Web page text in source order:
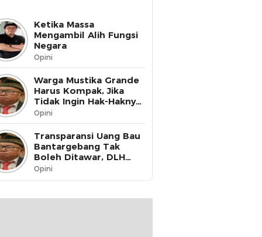
Ketika Massa
Mengambil Alih Fungsi
Negara
Opini
Warga Mustika Grande
Harus Kompak, Jika
Tidak Ingin Hak-Haknya
Dinikmati oleh Pihak
Lain
Opini
Transparansi Uang Bau
Bantargebang Tak
Boleh Ditawar, DLH
Kota Bekasi Harus Buka
Data ke Publik
Opini